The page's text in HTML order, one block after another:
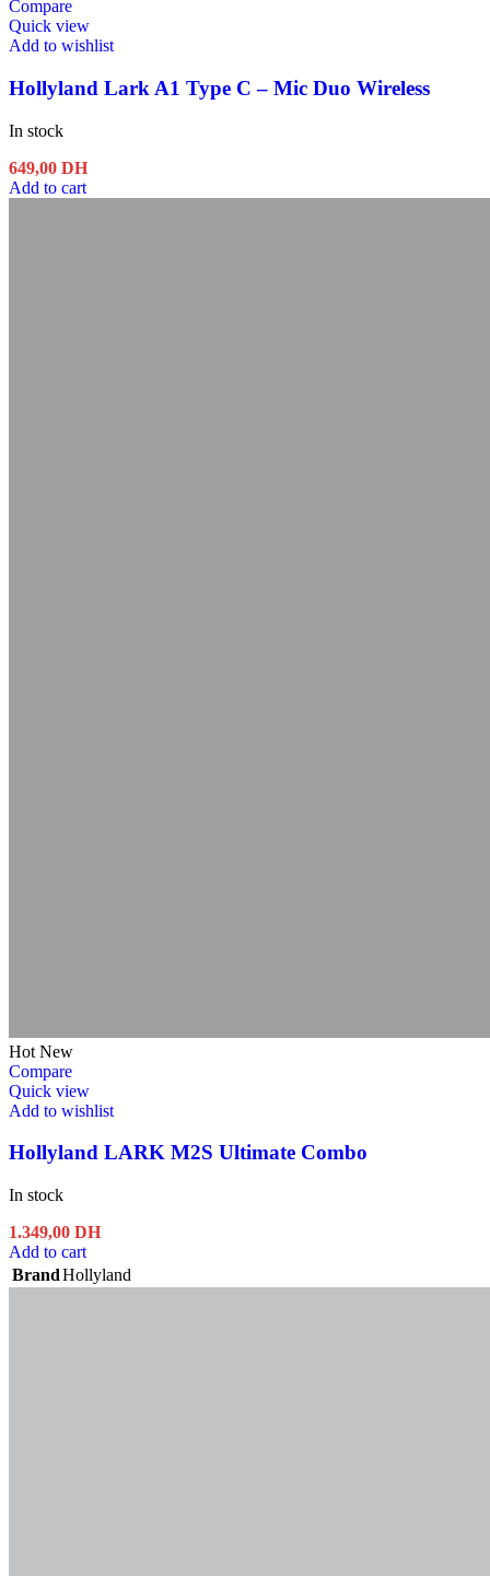
Compare
Quick view
Add to wishlist
Hollyland Lark A1 Type C – Mic Duo Wireless
In stock
649,00 DH
Add to cart
Hot New
Compare
Quick view
Add to wishlist
Hollyland LARK M2S Ultimate Combo
In stock
1.349,00 DH
Add to cart
BrandHollyland